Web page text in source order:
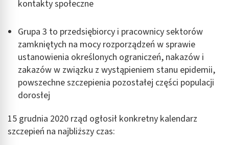
kontakty społeczne
Grupa 3 to przedsiębiorcy i pracownicy sektorów
zamkniętych na mocy rozporządzeń w sprawie
ustanowienia określonych ograniczeń, nakazów i
zakazów w związku z wystąpieniem stanu epidemii,
powszechne szczepienia pozostałej części populacji
dorosłej
15 grudnia 2020 rząd ogłosił konkretny kalendarz
szczepień na najbliższy czas: